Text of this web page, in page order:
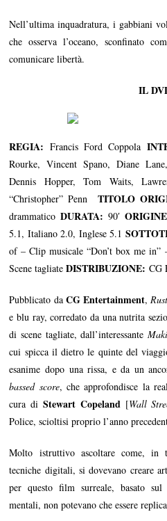
Nell’ultima inquadratura, i gabbiani
che osserva l’oceano, sconfinato
comunicare libertà.
IL
REGIA: Francis Ford Coppola
Rourke, Vincent Spano, Diane
Dennis Hopper, Tom Waits,
“Christopher” PennTITOLO
drammaticoDURATA: 90′
5.1, Italiano 2.0, Inglese 5.1
of – Clip musicale “Don’t box me in”
Scene tagliateDISTRIBUZIONE: CG
Pubblicato da CG Entertainment,
e blu ray, corredato da una nutrita
di scene tagliate, dall’interessante
cui spicca il dietro le quinte del
esanime dopo una rissa, e da un
bassed score, che approfondisce la
cura diStewart Copeland[Wall
Police, scioltisi proprio l’anno
Molto istruttivo ascoltare come, in
tecniche digitali, si dovevano creare
per questo film surreale, basato
mentali, non potevano che essere